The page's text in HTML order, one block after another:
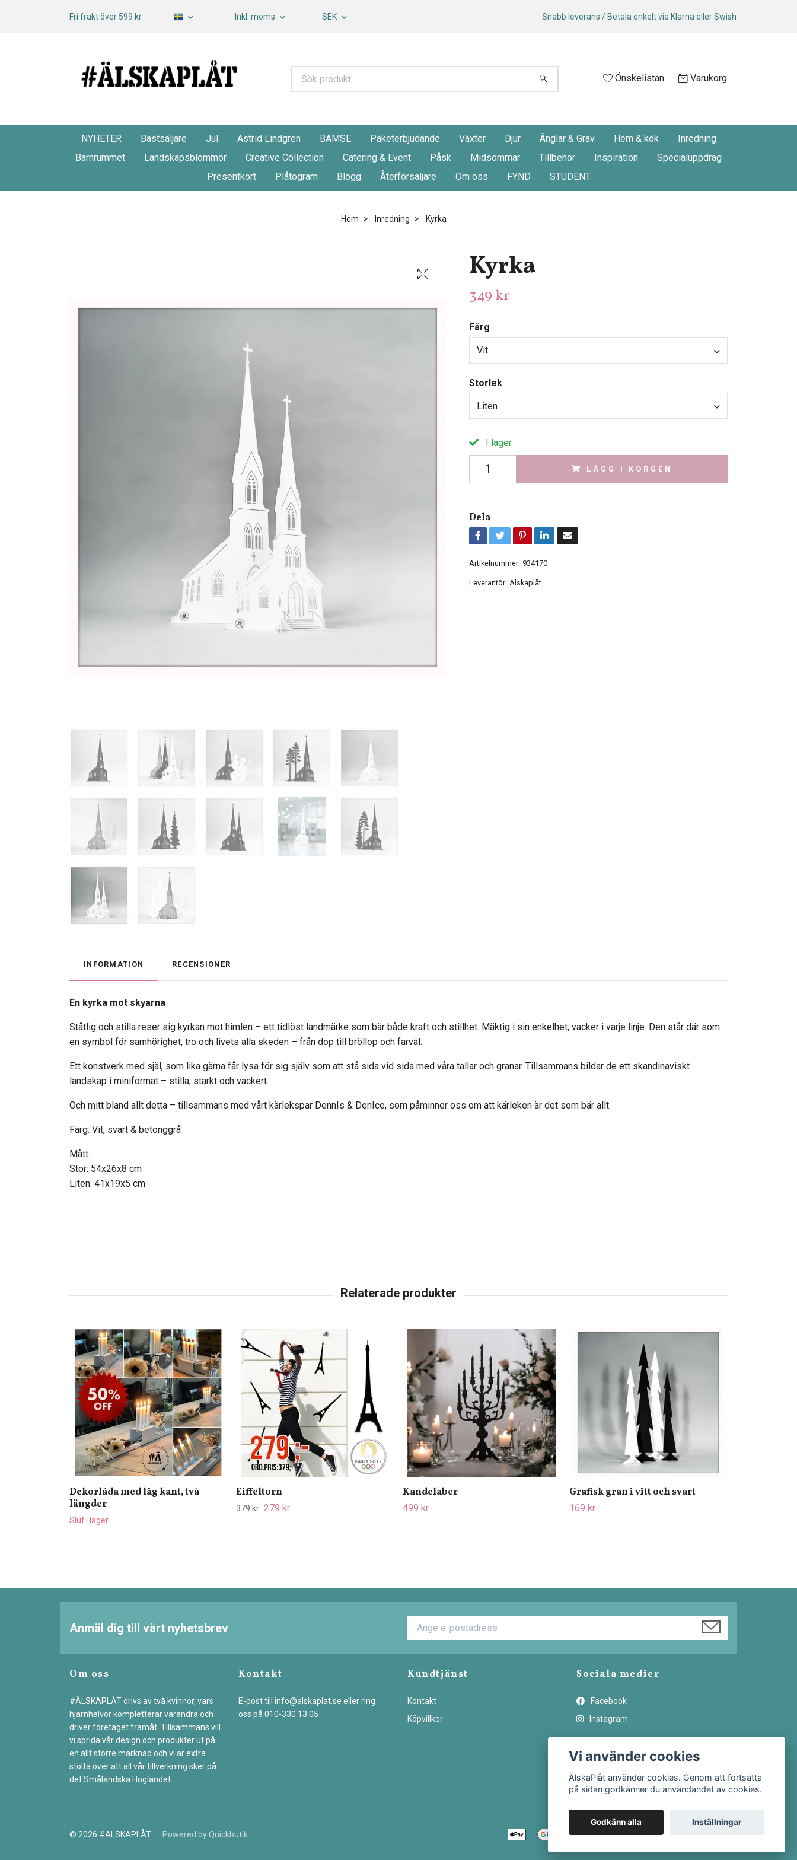
Fri frakt över 599 kr Inkl. moms SEK Snabb leverans / Betala enkelt via Klarna eller Swish
Önskelistan Varukorg
NYHETER Bästsäljare Jul Astrid Lindgren BAMSE Paketerbjudande Växter Djur Änglar & Grav Hem & kök
Inredning
Barnrummet
Landskapsblommor Creative Collection Catering & Event Påsk Midsommar Tillbehör Inspiration
Specialuppdrag
Presentkort
Plåtogram Blogg Återförsäljare Om oss FYND STUDENT
Hem Inredning Kyrka
Kyrka
349 kr
Färg
Vit
Storlek
Liten
I lager.
LÄGG I KORGEN
Dela
Artikelnummer: 934170
Leverantör: Älskaplåt
INFORMATION RECENSIONER
En kyrka mot skyarna
Ståtlig och stilla reser sig kyrkan mot himlen – ett tidlöst landmärke som bär både kraft och stillhet. Mäktig i sin enkelhet, vacker i varje linje. Den står där som
en symbol för samhörighet, tro och livets alla skeden – från dop till bröllop och farväl.
Ett konstverk med själ, som lika gärna får lysa för sig själv som att stå sida vid sida med våra tallar och granar. Tillsammans bildar de ett skandinaviskt
landskap i miniformat – stilla, starkt och vackert.
Och mitt bland allt detta – tillsammans med vårt kärlekspar DennIs & DenIce, som påminner oss om att kärleken är det som bär allt.
Färg: Vit, svart & betonggrå
Mått:
Stor: 54x26x8 cm
Liten: 41x19x5 cm
Dekorlåda med låg kant, två
längder
Slut i lager
Eiffeltorn
379 kr 279 kr
Kandelaber
499 kr
Grafisk gran i vitt och svart
169 kr
Anmäl dig till vårt nyhetsbrev
Om oss
#ÄLSKAPLÅT drivs av två kvinnor, vars
hjärnhalvor kompletterar varandra och
driver företaget framåt. Tillsammans vill
vi sprida vår design och produkter ut på
en allt större marknad och vi är extra
stolta över att all vår tillverkning sker på
det Småländska Höglandet.
Kontakt
E-post till info@alskaplat.se eller ring
oss på 010-330 13 05
Kundtjänst
Kontakt
Köpvillkor
Sociala medier
Facebook
Instagram
© 2026 #ÄLSKAPLÅT Powered by Quickbutik
Vi använder cookies
ÄlskaPlåt använder cookies. Genom att fortsätta
på sidan godkänner du användandet av cookies.
Godkänn alla Inställningar